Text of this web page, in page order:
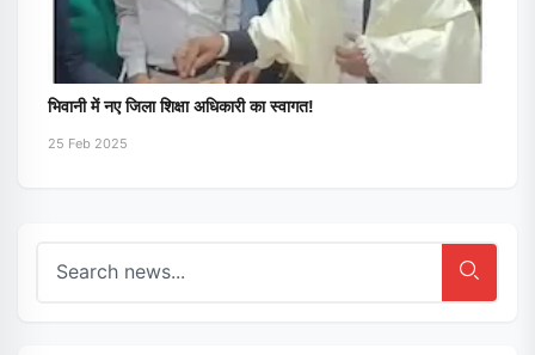
भिवानी में नए जिला शिक्षा अधिकारी का स्वागत!
25 Feb 2025